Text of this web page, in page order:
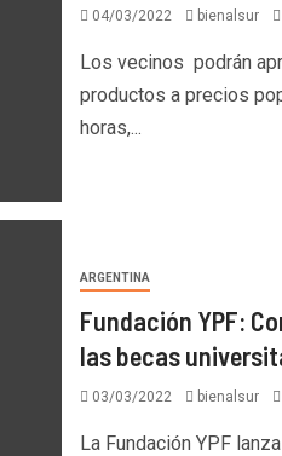
04/03/2022 bienalsur
Los vecinos podrán
productos a precios
horas,...
ARGENTINA
Fundación YPF:
las becas
03/03/2022 bienalsur
La Fundación YPF